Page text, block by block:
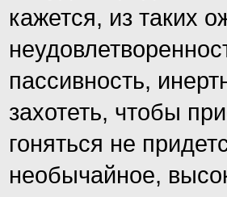
кажется, из таких
пассивность,
захотеть, чтобы
гоняться не
необычайное,